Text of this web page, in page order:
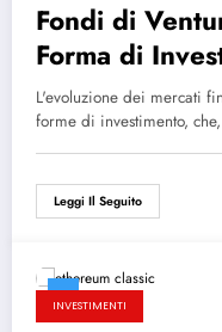
Fondi di
Forma di
L'evoluzione dei mercati
forme di investimento,
Leggi Il Seguito
INVESTIMENTI